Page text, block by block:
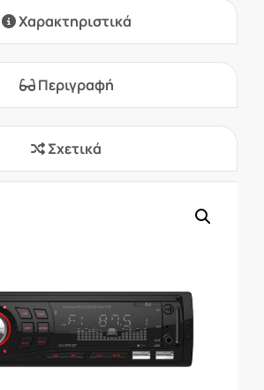
Χαρακτηριστικά
Περιγραφή
Σχετικά